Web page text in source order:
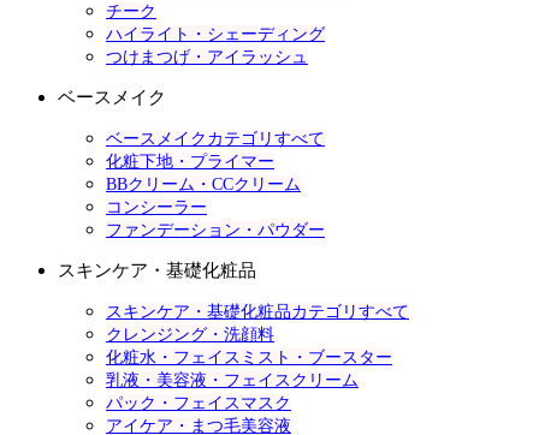
チーク
ハイライト・シェーディング
つけまつげ・アイラッシュ
ベースメイク
ベースメイクカテゴリすべて
化粧下地・プライマー
BBクリーム・CCクリーム
コンシーラー
ファンデーション・パウダー
スキンケア・基礎化粧品
スキンケア・基礎化粧品カテゴリすべて
クレンジング・洗顔料
化粧水・フェイスミスト・ブースター
乳液・美容液・フェイスクリーム
パック・フェイスマスク
アイケア・まつ毛美容液